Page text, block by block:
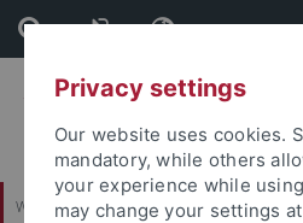
Skip
to
content
Skip
to
footer
Wirtschafts- und Sozialwissenschaftliche
Privacy settings
Our website uses cookies.
mandatory, while others
your experience while
may change your settings